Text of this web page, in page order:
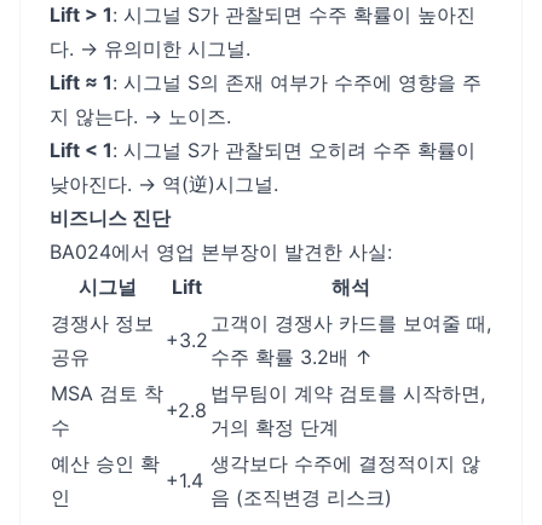
Lift > 1: 시그널 S가 관찰되면 수주 확률이 높아진
다. → 유의미한 시그널.
Lift ≈ 1: 시그널 S의 존재 여부가 수주에 영향을 주
지 않는다. → 노이즈.
Lift < 1: 시그널 S가 관찰되면 오히려 수주 확률이
낮아진다. → 역(逆)시그널.
비즈니스 진단
BA024에서 영업 본부장이 발견한 사실:
시그널
Lift
해석
경쟁사 정보
공유
+3.2
고객이 경쟁사 카드를 보여줄 때,
수주 확률 3.2배 ↑
MSA 검토 착
수
+2.8
법무팀이 계약 검토를 시작하면,
거의 확정 단계
예산 승인 확
인
+1.4
생각보다 수주에 결정적이지 않
음 (조직변경 리스크)